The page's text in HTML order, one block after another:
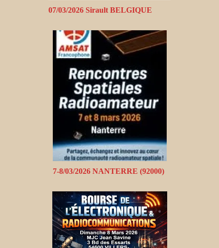
07/03/2026 Sirault BELGIQUE
7-8/03/2026 NANTERRE (92000)